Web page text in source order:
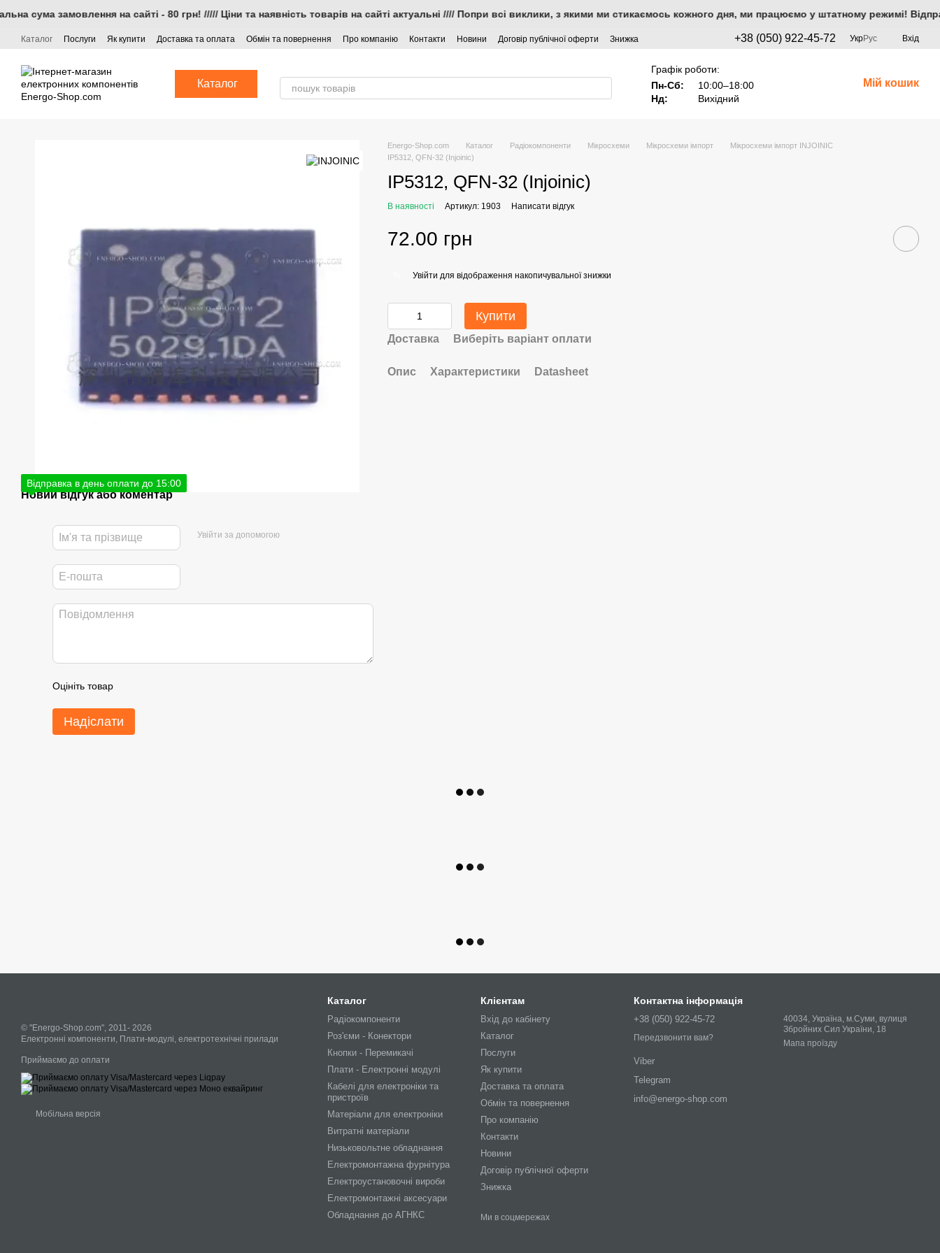
Перейти до основного контенту
сума замовлення на сайті - 80 грн! ///// Ціни та наявність товарів на сайті актуальні //// Попри всі виклики, з якими ми стикаємось кожного дня, ми працюємо у штатному режимі!
Каталог Послуги Як купити Доставка та оплата Обмін та повернення Про компанію Контакти Новини Договір публічної оферти Знижка +38 (050) 922-45-72 УкрРус Вхід
Каталог
Графік роботи:
Пн-Сб:
10:00–18:00
Нд:
Вихідний
Мій кошик
Відправка в день оплати до 15:00
Новий відгук або коментар
Увійти за допомогою
Оцініть товар
Надіслати
Energo-Shop.com Каталог Радіокомпоненти Мікросхеми Мікросхеми імпорт
Мікросхеми імпорт INJOINIC
IP5312, QFN-32 (Injoinic)
IP5312, QFN-32 (Injoinic)
В наявності Артикул: 1903 Написати відгук
72.00 грн
Увійти для відображення накопичувальної знижки
Купити
Доставка Виберіть варіант оплати
Опис Характеристики Datasheet
© "Energo-Shop.com", 2011- 2026
Електронні компоненти, Плати-модулі, електротехнічні прилади
Приймаємо до оплати
Мобільна версія
Каталог
Радіокомпоненти
Роз'єми - Конектори
Кнопки - Перемикачі
Плати - Електронні модулі
Кабелі для електроніки та
пристроїв
Матеріали для електроніки
Витратні матеріали
Низьковольтне обладнання
Електромонтажна фурнітура
Електроустановочні вироби
Електромонтажні аксесуари
Обладнання до АГНКС
Клієнтам
Вхід до кабінету
Каталог
Послуги
Як купити
Доставка та оплата
Обмін та повернення
Про компанію
Контакти
Новини
Договір публічної оферти
Знижка
Ми в соцмережах
Контактна інформація
+38 (050) 922-45-72
Передзвонити вам?
Viber
Telegram
info@energo-shop.com
40034, Україна, м.Суми, вулиця
Збройних Сил України, 18
Мапа проїзду